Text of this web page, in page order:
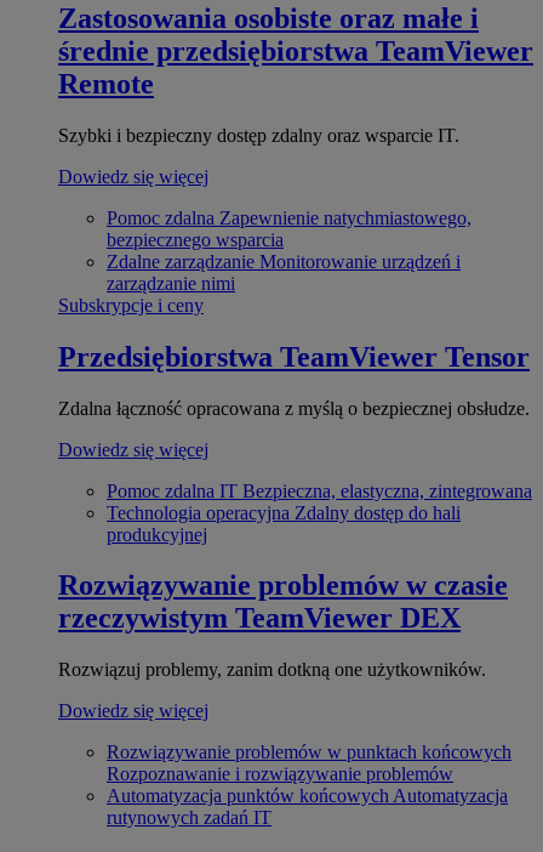
Zastosowania osobiste oraz małe i
średnie przedsiębiorstwa TeamViewer
Remote
Szybki i bezpieczny dostęp zdalny oraz wsparcie IT.
Dowiedz się więcej
Pomoc zdalna Zapewnienie natychmiastowego,
bezpiecznego wsparcia
Zdalne zarządzanie Monitorowanie urządzeń i
zarządzanie nimi
Subskrypcje i ceny
Przedsiębiorstwa TeamViewer Tensor
Zdalna łączność opracowana z myślą o bezpiecznej obsłudze.
Dowiedz się więcej
Pomoc zdalna IT Bezpieczna, elastyczna, zintegrowana
Technologia operacyjna Zdalny dostęp do hali
produkcyjnej
Rozwiązywanie problemów w czasie
rzeczywistym TeamViewer DEX
Rozwiązuj problemy, zanim dotkną one użytkowników.
Dowiedz się więcej
Rozwiązywanie problemów w punktach końcowych
Rozpoznawanie i rozwiązywanie problemów
Automatyzacja punktów końcowych Automatyzacja
rutynowych zadań IT